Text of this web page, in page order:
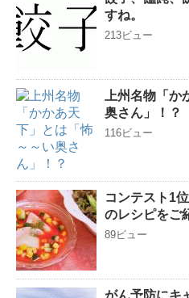
すね。
213ビュー
上州名物「
奥さん」！？
116ビュー
コンテスト1
のレシピをご
89ビュー